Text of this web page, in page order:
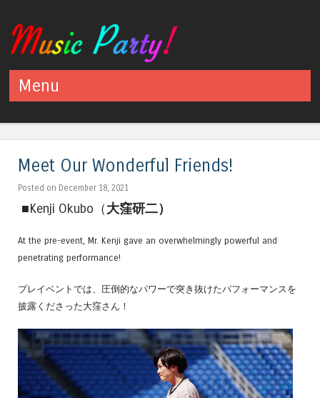
Menu
Meet Our Wonderful Friends!
Posted on December 18, 2021
■Kenji Okubo（大窪研二）
At the pre-event, Mr. Kenji gave an overwhelmingly powerful and
penetrating performance!
プレイベントでは、圧倒的なパワーで突き抜けたパフォーマンスを
披露くださった大窪さん！